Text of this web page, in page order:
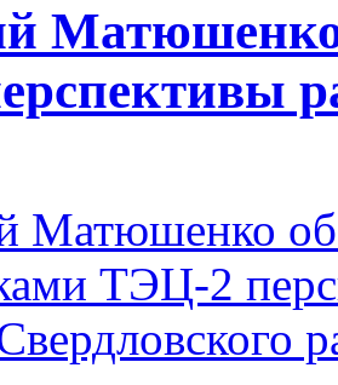
Матюшенко